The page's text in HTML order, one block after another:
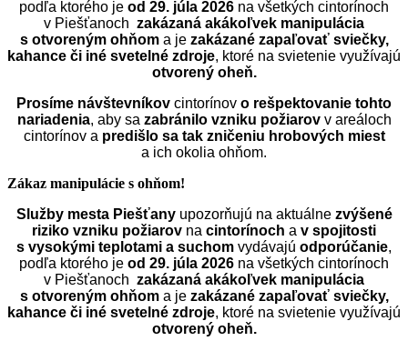
podľa ktorého je od 29. júla 2026 na všetkých cintorínoch
v Piešťanoch zakázaná akákoľvek manipulácia
s otvoreným ohňoma je zakázané zapaľovať sviečky,
kahance či iné svetelné zdroje, ktoré na svietenie využívajú
otvorený oheň.
Prosíme návštevníkov cintorínov o rešpektovanie tohto
nariadenia, aby sa zabránilo vzniku požiarovv areáloch
cintorínov a predišlo sa tak zničeniu hrobových miest
a ich okolia ohňom.
Zákaz manipulácie s ohňom!
Služby mesta Piešťanyupozorňujú na aktuálne zvýšené
riziko vzniku požiarov na cintorínoch a v spojitosti
s vysokými teplotami a suchom vydávajú odporúčanie,
podľa ktorého je od 29. júla 2026 na všetkých cintorínoch
v Piešťanoch zakázaná akákoľvek manipulácia
s otvoreným ohňoma je zakázané zapaľovať sviečky,
kahance či iné svetelné zdroje, ktoré na svietenie využívajú
otvorený oheň.